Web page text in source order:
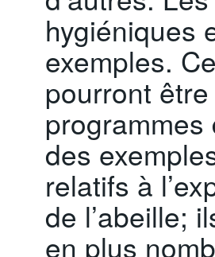
hygiéniques
exemples.
pourront
des
relatifs à
de l’abeille;
en plus